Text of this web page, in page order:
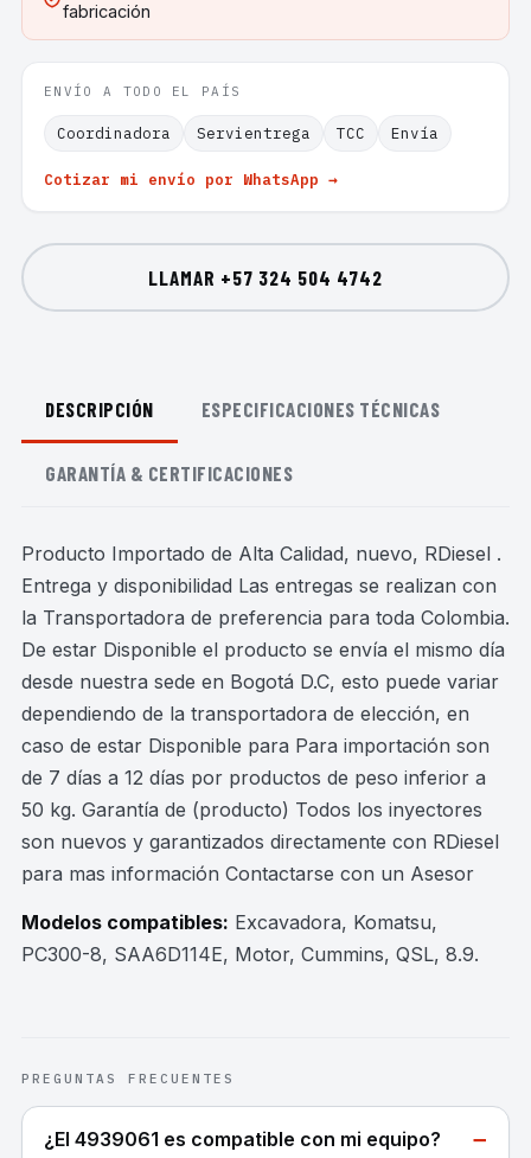
fabricación
ENVÍO A TODO EL PAÍS
Coordinadora Servientrega TCC Envía
Cotizar mi envío por WhatsApp →
LLAMAR +57 324 504 4742
DESCRIPCIÓN ESPECIFICACIONES TÉCNICAS
GARANTÍA & CERTIFICACIONES
Producto Importado de Alta Calidad, nuevo, RDiesel .
Entrega y disponibilidad Las entregas se realizan con
la Transportadora de preferencia para toda Colombia.
De estar Disponible el producto se envía el mismo día
desde nuestra sede en Bogotá D.C, esto puede variar
dependiendo de la transportadora de elección, en
caso de estar Disponible para Para importación son
de 7 días a 12 días por productos de peso inferior a
50 kg. Garantía de (producto) Todos los inyectores
son nuevos y garantizados directamente con RDiesel
para mas información Contactarse con un Asesor
Modelos compatibles: Excavadora, Komatsu,
PC300-8, SAA6D114E, Motor, Cummins, QSL, 8.9.
PREGUNTAS FRECUENTES
¿El 4939061 es compatible con mi equipo? −